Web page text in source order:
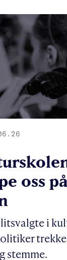
oss på
i
stemme.